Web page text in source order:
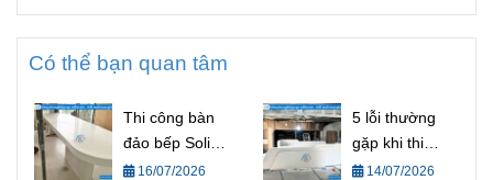
Có thể bạn quan tâm
Thi công bàn
đảo bếp Solid
Surface liền
16/07/2026
5 lỗi thường
gặp khi thi
công Solid
14/07/2026